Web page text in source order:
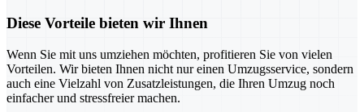
Diese Vorteile bieten wir Ihnen
Wenn Sie mit uns umziehen möchten, profitieren Sie von vielen
Vorteilen. Wir bieten Ihnen nicht nur einen Umzugsservice, sondern
auch eine Vielzahl von Zusatzleistungen, die Ihren Umzug noch
einfacher und stressfreier machen.